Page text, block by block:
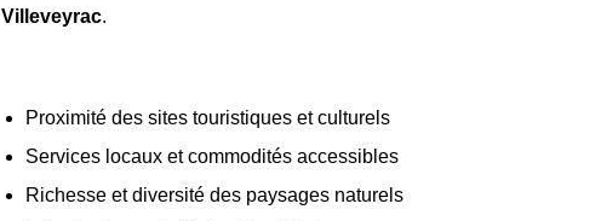
Villeveyrac.
Proximité des sites touristiques et culturels
Services locaux et commodités accessibles
Richesse et diversité des paysages naturels